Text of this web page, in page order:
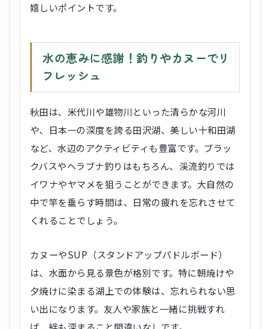
嬉しいポイントです。
水の恵みに感謝！釣りやカヌーでリ
フレッシュ
秋田は、米代川や雄物川といった清らかな河川
や、日本一の深度を誇る田沢湖、美しい十和田湖
など、水辺のアクティビティも豊富です。ブラッ
クバスやヘラブナ釣りはもちろん、渓流釣りでは
イワナやヤマメを狙うことができます。大自然の
中で竿を垂らす時間は、日常の疲れを忘れさせて
くれることでしょう。
カヌーやSUP（スタンドアップパドルボード）
は、水面から見る景色が格別です。特に朝焼けや
夕焼けに染まる湖上での体験は、忘れられない思
い出になります。友人や家族と一緒に挑戦すれ